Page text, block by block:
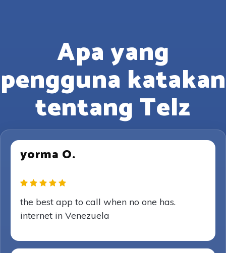
Apa yang
pengguna katakan
tentang Telz
yorma O.
the best app to call when no one has.
internet in Venezuela